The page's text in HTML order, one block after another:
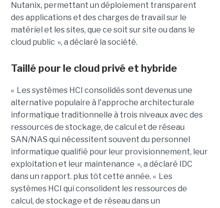
Nutanix, permettant un déploiement transparent
des applications et des charges de travail sur le
matériel et les sites, que ce soit sur site ou dans le
cloud public », a déclaré la société.
Taillé pour le cloud privé et hybride
« Les systèmes HCI consolidés sont devenus une
alternative populaire à l'approche architecturale
informatique traditionnelle à trois niveaux avec des
ressources de stockage, de calcul et de réseau
SAN/NAS qui nécessitent souvent du personnel
informatique qualifié pour leur provisionnement, leur
exploitation et leur maintenance », a déclaré IDC
dans un rapport. plus tôt cette année. « Les
systèmes HCI qui consolident les ressources de
calcul, de stockage et de réseau dans un